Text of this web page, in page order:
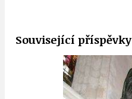
Související příspěvky